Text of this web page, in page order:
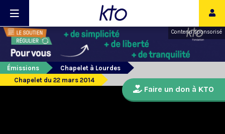
Contenu sponsorisé
Émissions
Chapelet à Lourdes
Chapelet du 22 mars 2014
Faire un don à KTO